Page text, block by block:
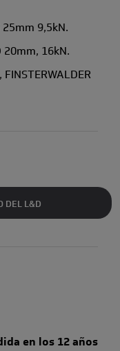
9,5kN.
20mm, 16kN.
FINSTERWALDER
DEL L&D
en los 12 años